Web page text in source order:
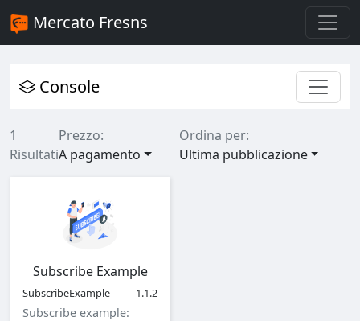
Mercato Fresns
Console
1
Risultati
Prezzo:
A pagamento
Ordina per:
Ultima pubblicazione
Subscribe Example
SubscribeExample 1.1.2
Subscribe example: